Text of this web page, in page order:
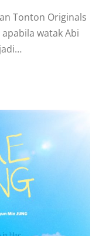
Tonton Originals
watak Abi